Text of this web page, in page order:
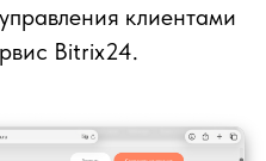
клиентами
Bitrix24.